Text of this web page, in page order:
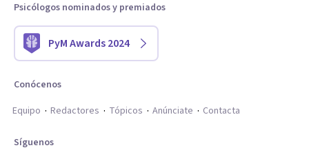
Psicólogos nominados y premiados
PyM Awards 2024
Conócenos
Equipo
Redactores Tópicos Anúnciate Contacta
Síguenos